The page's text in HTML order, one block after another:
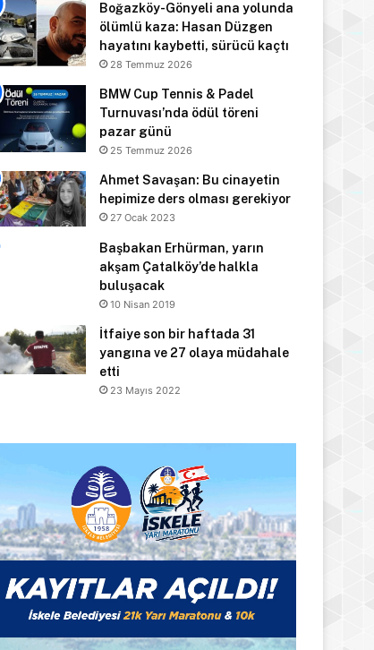
Boğazköy-Gönyeli ana yolunda
ölümlü kaza: Hasan Düzgen
hayatını kaybetti, sürücü kaçtı
28 Temmuz 2026
BMW Cup Tennis & Padel
Turnuvası’nda ödül töreni
pazar günü
25 Temmuz 2026
Ahmet Savaşan: Bu cinayetin
hepimize ders olması gerekiyor
27 Ocak 2023
Başbakan Erhürman, yarın
akşam Çatalköy’de halkla
buluşacak
10 Nisan 2019
İtfaiye son bir haftada 31
yangına ve 27 olaya müdahale
etti
23 Mayıs 2022